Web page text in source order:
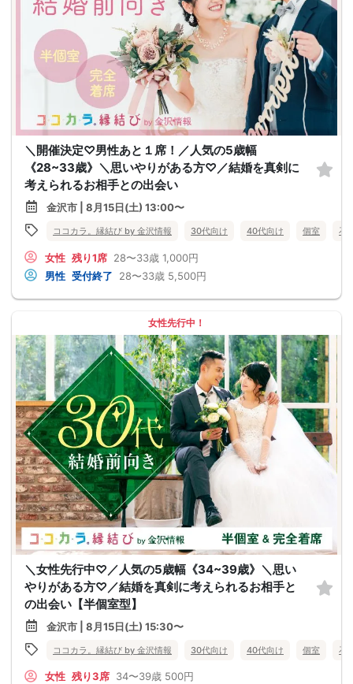
＼開催決定♡男性あと１席！／人気の5歳幅
《28~33歳》＼思いやりがある方♡／結婚を真剣に
考えられるお相手との出会い
金沢市 | 8月15日(土) 13:00〜
ココカラ。縁結び by 金沢情報 30代向け 40代向け 個室 石
女性 残り1席 28〜33歳 1,000円
男性 受付終了 28〜33歳 5,500円
女性先行中！
＼女性先行中♡／人気の5歳幅《34~39歳》＼思い
やりがある方♡／結婚を真剣に考えられるお相手と
の出会い【半個室型】
金沢市 | 8月15日(土) 15:30〜
ココカラ。縁結び by 金沢情報 30代向け 40代向け 個室 石
女性 残り3席 34〜39歳 500円